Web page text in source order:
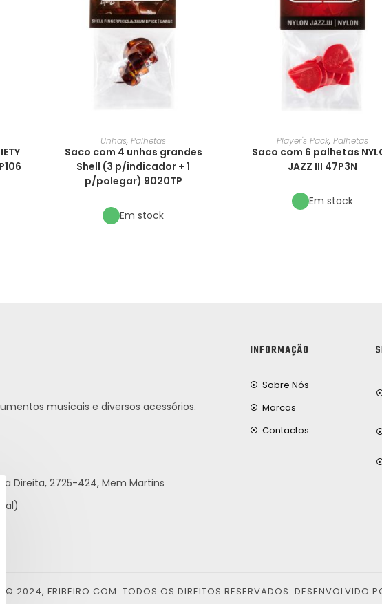
Unhas, Palhetas
Saco com 4 unhas grandes
Shell (3 p/indicador + 1
p/polegar) 9020TP
Em stock
Player's Pack, Palhetas
Saco com 6 palhetas
JAZZ III 47P3N
Em stock
musicais e diversos acessórios.
Direita, 2725-424, Mem Martins
INFORMAÇÃO
Sobre Nós
Marcas
Contactos
© 2024, FRIBEIRO.COM. TODOS OS DIREITOS RESERVADOS. DESENVOLVIDO